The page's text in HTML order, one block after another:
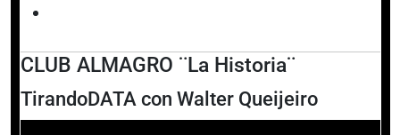
CLUB ALMAGRO ¨La Historia¨
TirandoDATA con Walter Queijeiro